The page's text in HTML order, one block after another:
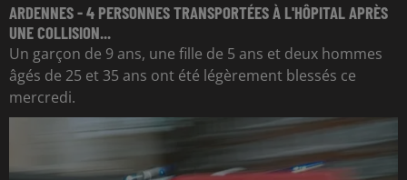
ARDENNES - 4 PERSONNES TRANSPORTÉES À L'HÔPITAL APRÈS
UNE COLLISION...
Un garçon de 9 ans, une fille de 5 ans et deux hommes
âgés de 25 et 35 ans ont été légèrement blessés ce
mercredi.